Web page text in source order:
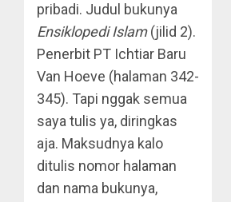
pribadi. Judul bukunya
Ensiklopedi Islam(jilid 2).
Penerbit PT Ichtiar Baru
Van Hoeve (halaman 342-
345). Tapi nggak semua
saya tulis ya, diringkas
aja. Maksudnya kalo
ditulis nomor halaman
dan nama bukunya,